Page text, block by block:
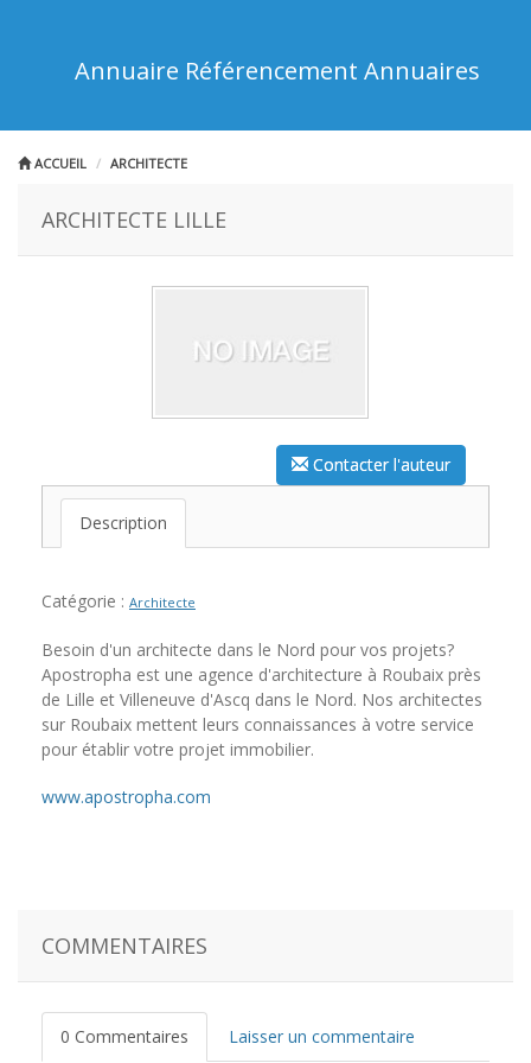
Annuaire Référencement Annuaires
ACCUEIL ARCHITECTE
ARCHITECTE LILLE
Contacter l'auteur
Description
Catégorie : Architecte
Besoin d'un architecte dans le Nord pour vos projets?
Apostropha est une agence d'architecture à Roubaix près
de Lille et Villeneuve d'Ascq dans le Nord. Nos architectes
sur Roubaix mettent leurs connaissances à votre service
pour établir votre projet immobilier.
www.apostropha.com
COMMENTAIRES
0 Commentaires Laisser un commentaire